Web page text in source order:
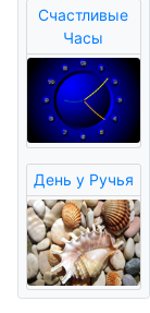
Счастливые
Часы
День у Ручья